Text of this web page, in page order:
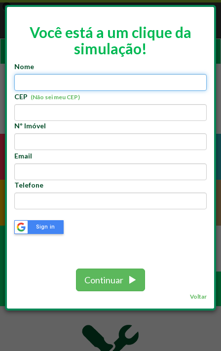
×
GRATUITO - Google Play
Reparos
Você está a um clique da
simulação!
Nome
CEP (Não sei meu CEP)
Nº Imóvel
Email
Telefone
Sign in
Continuar
Voltar